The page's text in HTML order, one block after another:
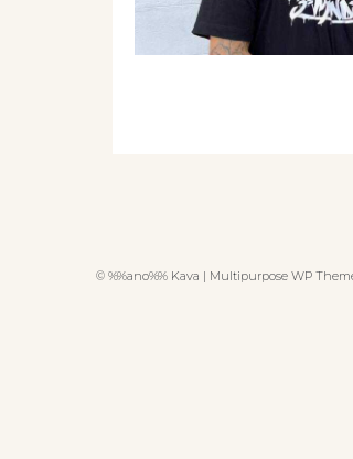
© %%ano%% Kava | Multipurpose WP